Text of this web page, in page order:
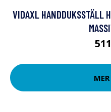
VIDAXL HANDDUKSSTÄLL